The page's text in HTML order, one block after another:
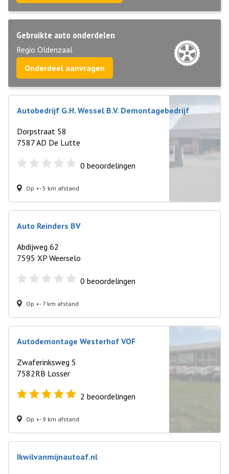
Gebruikte auto onderdelen
Regio Oldenzaal
Onderdeel aanvragen
Autobedrijf G.H. Wessel B.V. Demontagebedrijf
Dorpstraat 58
7587 AD De Lutte
0 beoordelingen
Op +- 5 km afstand
Auto Reinders BV
Abdijweg 62
7595 XP Weerselo
0 beoordelingen
Op +- 7 km afstand
Autodemontage Westerhof VOF
Zwaferinksweg 5
7582RB Losser
2 beoordelingen
Op +- 9 km afstand
Ikwilvanmijnautoaf.nl